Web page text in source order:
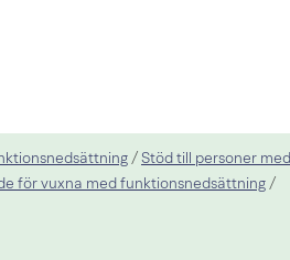
/ Stöd till personer med
för vuxna med funktionsnedsättning /